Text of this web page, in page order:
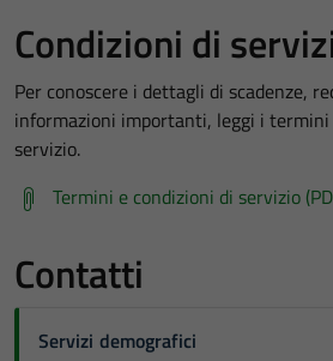
Condizioni di
Per conoscere i dettagli di scadenze,
informazioni importanti, leggi i termini
servizio.
Termini e condizioni di servizio
Contatti
Servizi demografici